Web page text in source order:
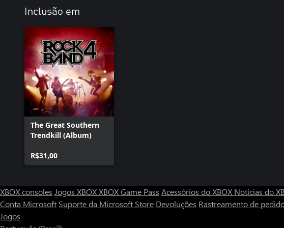
Inclusão em
The Great Southern
Trendkill (Album)
R$31,00
XBOX consoles Jogos XBOXXBOX Game Pass Acessórios do XBOX Notícias do
Conta Microsoft Suporte da Microsoft Store Devoluções Rastreamento de
Jogos